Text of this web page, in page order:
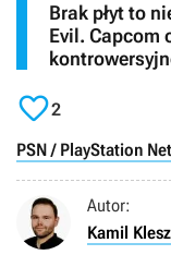
Brak płyt to
Evil. Capcom
2
PSN / PlayStation
Autor:
Kamil